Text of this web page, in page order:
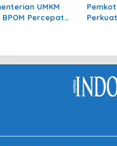
UMKM
BPOM Percepat